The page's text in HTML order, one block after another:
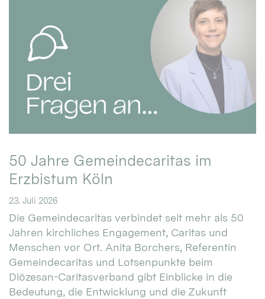
50 Jahre Gemeindecaritas im
Erzbistum Köln
23. Juli 2026
Die Gemeindecaritas verbindet seit mehr als 50
Jahren kirchliches Engagement, Caritas und
Menschen vor Ort. Anita Borchers, Referentin
Gemeindecaritas und Lotsenpunkte beim
Diözesan-Caritasverband gibt Einblicke in die
Bedeutung, die Entwicklung und die Zukunft